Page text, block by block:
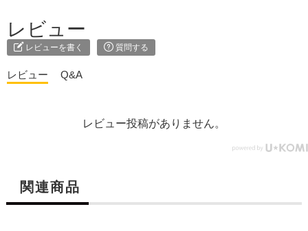
レビュー
レビューを書く 質問する
レビュー Q&A
レビュー投稿がありません。
関連商品